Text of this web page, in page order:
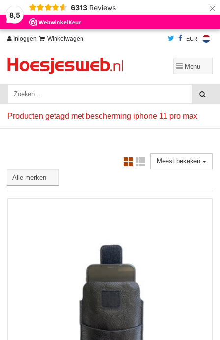
8,5
6313 Reviews ×
Inloggen Winkelwagen EUR
Producten getagd met bescherming iphone 11 pro max
Meest bekeken
Wij slaan cookies op om onze website te verbeteren. Is dat akkoord?
Ja
Nee